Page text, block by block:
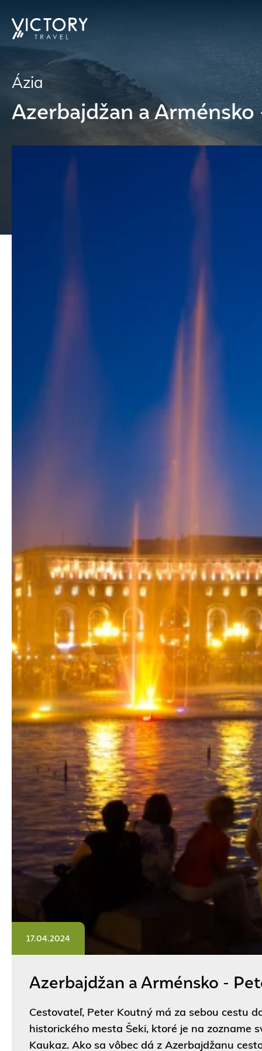
Ázia
Azerbajdžan a
Azerbajdžan a Arménsko -
Cestovateľ, Peter Koutný má za sebou cestu
historického mesta Šeki, ktoré je na zozname
Kaukaz. Ako sa vôbec dá z Azerbajdžanu
17.04.2024